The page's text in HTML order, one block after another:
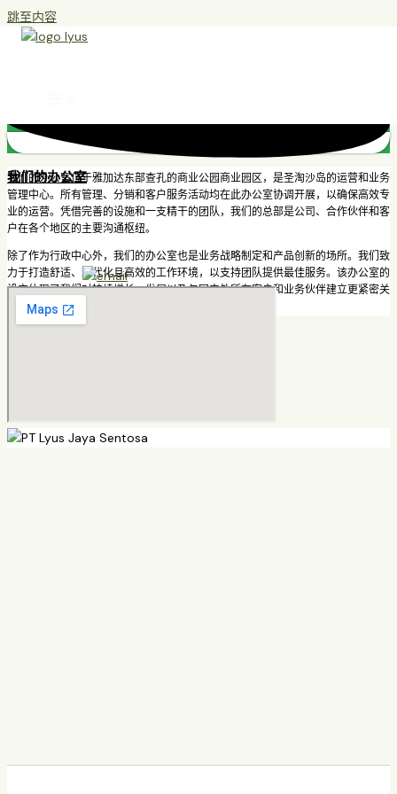
跳至内容
我们的办公室
我们的办公室位于雅加达东部查孔的商业公园商业园区，是圣淘沙岛的运营和业务
管理中心。所有管理、分销和客户服务活动均在此办公室协调开展，以确保高效专
业的运营。凭借完善的设施和一支精干的团队，我们的总部是公司、合作伙伴和客
户在各个地区的主要沟通枢纽。
除了作为行政中心外，我们的办公室也是业务战略制定和产品创新的场所。我们致
力于打造舒适、现代化且高效的工作环境，以支持团队提供最佳服务。该办公室的
设立体现了我们对持续增长、发展以及与国内外所有客户和业务伙伴建立更紧密关
系的承诺。